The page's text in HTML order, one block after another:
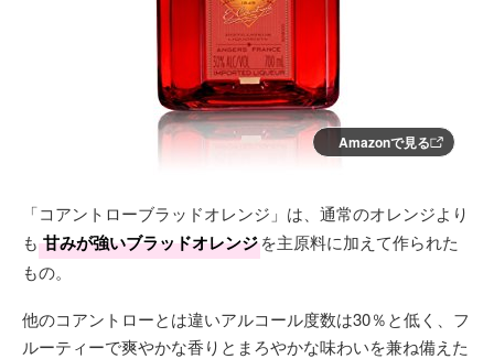
Amazonで見る
「コアントローブラッドオレンジ」は、通常のオレンジより
も 甘みが強いブラッドオレンジを主原料に加えて作られた
もの。
他のコアントローとは違いアルコール度数は30％と低く、フ
ルーティーで爽やかな香りとまろやかな味わいを兼ね備えた